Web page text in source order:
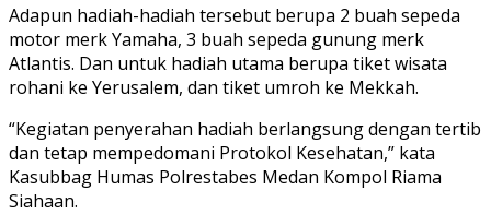
Adapun hadiah-hadiah tersebut berupa 2 buah sepeda
motor merk Yamaha, 3 buah sepeda gunung merk
Atlantis. Dan untuk hadiah utama berupa tiket wisata
rohani ke Yerusalem, dan tiket umroh ke Mekkah.
“Kegiatan penyerahan hadiah berlangsung dengan tertib
dan tetap mempedomani Protokol Kesehatan,” kata
Kasubbag Humas Polrestabes Medan Kompol Riama
Siahaan.